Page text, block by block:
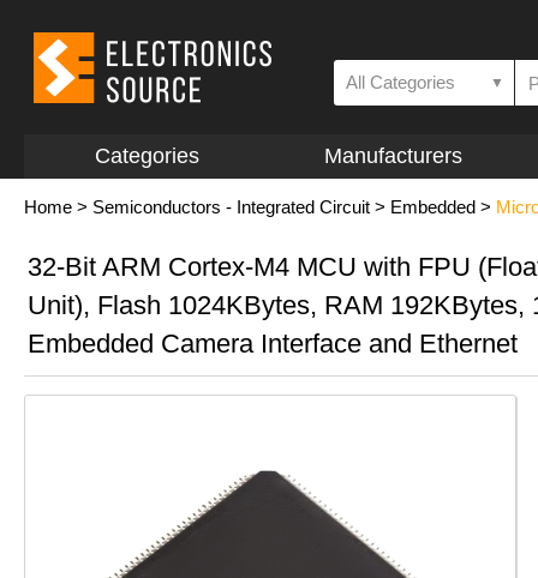
All Categories ▼
Categories Manufacturers
Home > Semiconductors - Integrated Circuit > Embedded >
32-Bit ARM Cortex-M4 MCU with FPU
Unit), Flash 1024KBytes, RAM 192KBytes,
Embedded Camera Interface and Ethernet